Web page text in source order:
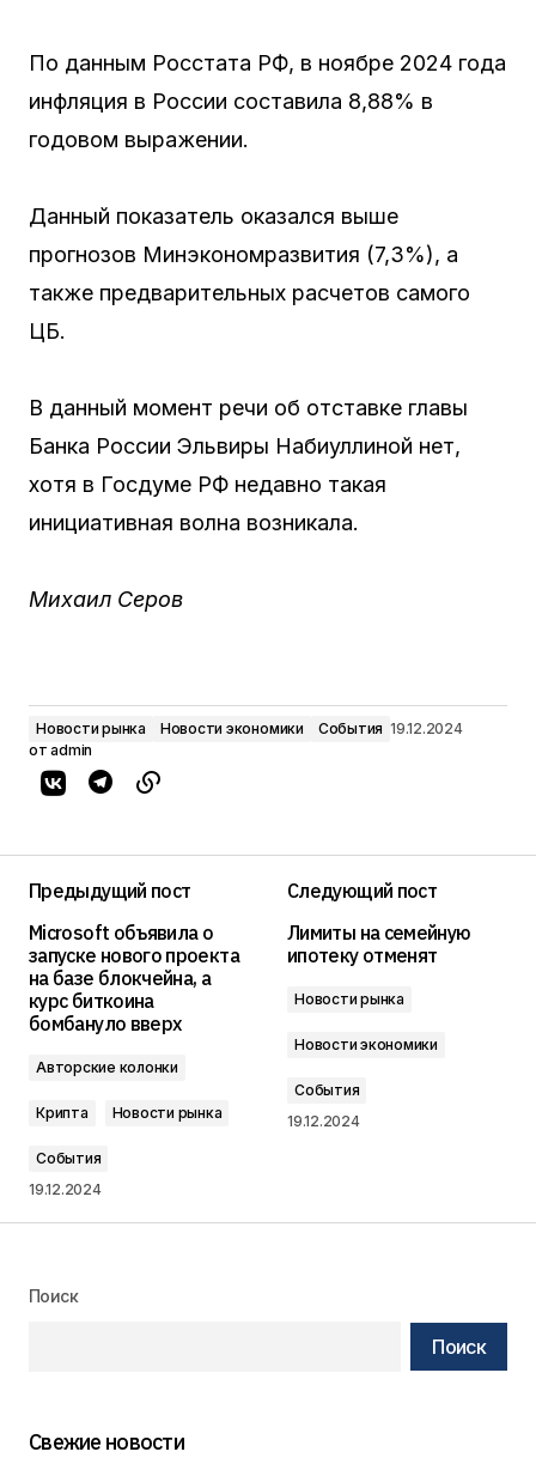
По данным Росстата РФ, в ноябре 2024 года
инфляция в России составила 8,88% в
годовом выражении.
Данный показатель оказался выше
прогнозов Минэкономразвития (7,3%), а
также предварительных расчетов самого
ЦБ.
В данный момент речи об отставке главы
Банка России Эльвиры Набиуллиной нет,
хотя в Госдуме РФ недавно такая
инициативная волна возникала.
Михаил Серов
Новости рынка Новости экономики События 19.12.2024
от admin
Предыдущий пост
Microsoft объявила о
запуске нового проекта
на базе блокчейна, а
курс биткоина
бомбануло вверх
Авторские колонки
Крипта Новости рынка
События
19.12.2024
Следующий пост
Лимиты на семейную
ипотеку отменят
Новости рынка
Новости экономики
События
19.12.2024
Поиск
Поиск
Свежие новости